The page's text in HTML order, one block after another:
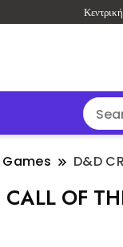
Κεντρική
D&D
OF